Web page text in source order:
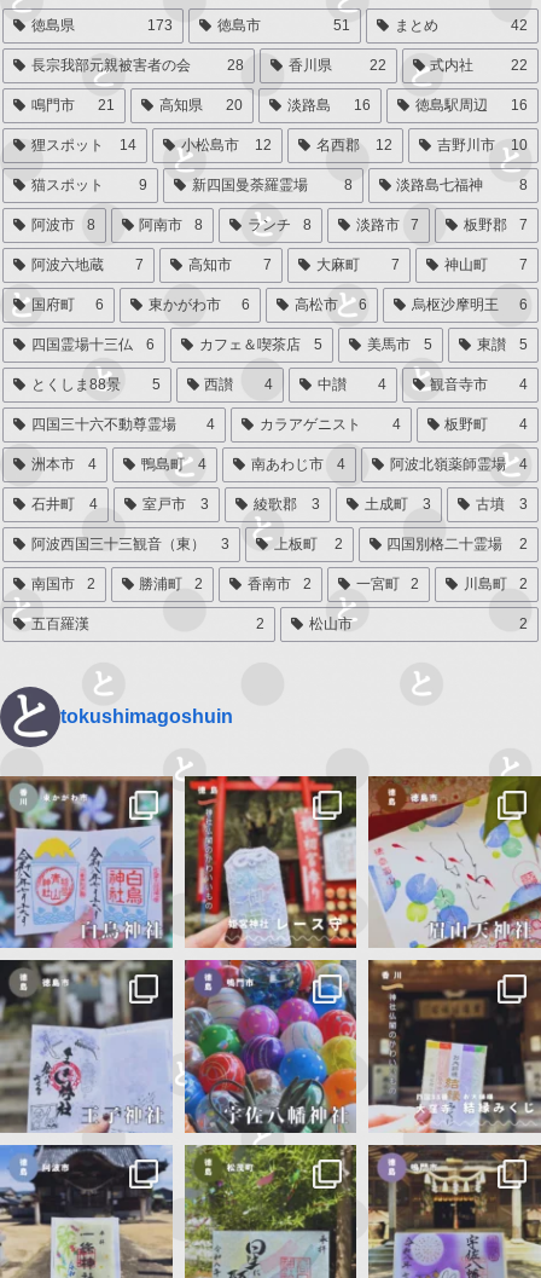
徳島県 173 徳島市 51 まとめ 42
長宗我部元親被害者の会 28 香川県 22 式内社 22
鳴門市 21 高知県 20 淡路島 16 徳島駅周辺 16
狸スポット 14 小松島市 12 名西郡 12 吉野川市 10
猫スポット 9 新四国曼荼羅霊場 8 淡路島七福神 8
阿波市 8 阿南市 8 ランチ 8 淡路市 7 板野郡 7
阿波六地蔵 7 高知市 7 大麻町 7 神山町 7
国府町 6 東かがわ市 6 高松市 6 烏枢沙摩明王 6
四国霊場十三仏 6 カフェ＆喫茶店 5 美馬市 5 東讃 5
とくしま88景 5 西讃 4 中讃 4 観音寺市 4
四国三十六不動尊霊場 4 カラアゲニスト 4 板野町 4
洲本市 4 鴨島町 4 南あわじ市 4 阿波北嶺薬師霊場 4
石井町 4 室戸市 3 綾歌郡 3 土成町 3 古墳 3
阿波西国三十三観音（東） 3 上板町 2 四国別格二十霊場 2
南国市 2 勝浦町 2 香南市 2 一宮町 2 川島町 2
五百羅漢 2 松山市 2
tokushimagoshuin